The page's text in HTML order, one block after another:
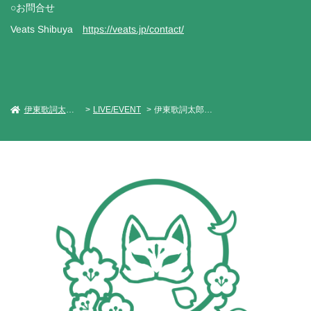
○お問合せ
Veats Shibuya https://veats.jp/contact/
伊東歌詞太郎 Official Web Site LIVE/EVENT 伊東歌詞太郎×ﾀﾗﾁｵ「ナイトクライミング～二座～」第2夜